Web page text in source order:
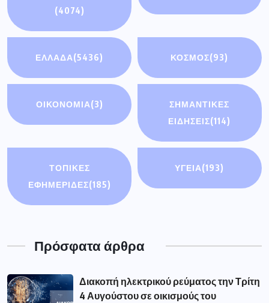
(4074)
ΕΛΛΑΔΑ(5436) ΚΟΣΜΟΣ(93)
ΟΙΚΟΝΟΜΊΑ(3)
ΣΗΜΑΝΤΙΚΈΣ
ΕΙΔΉΣΕΙΣ(114)
ΤΟΠΙΚΕΣ
ΕΦΗΜΕΡΙΔΕΣ(185)
ΥΓΕΙΑ(193)
Πρόσφατα άρθρα
Διακοπή ηλεκτρικού ρεύματος την Τρίτη
4 Αυγούστου σε οικισμούς του